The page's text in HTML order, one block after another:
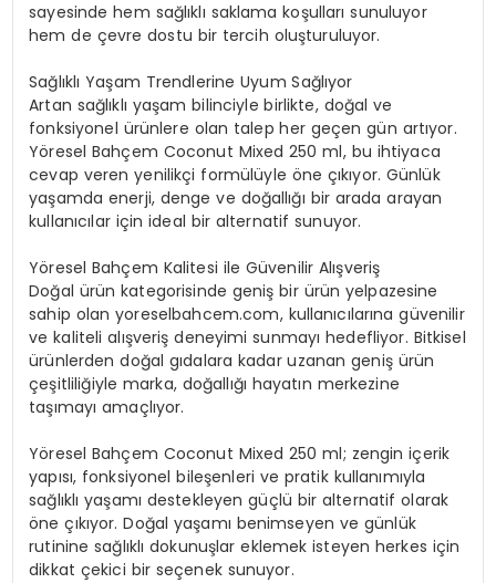
sayesinde hem sağlıklı saklama koşulları sunuluyor
hem de çevre dostu bir tercih oluşturuluyor.
Sağlıklı Yaşam Trendlerine Uyum Sağlıyor
Artan sağlıklı yaşam bilinciyle birlikte, doğal ve
fonksiyonel ürünlere olan talep her geçen gün artıyor.
Yöresel Bahçem Coconut Mixed 250 ml, bu ihtiyaca
cevap veren yenilikçi formülüyle öne çıkıyor. Günlük
yaşamda enerji, denge ve doğallığı bir arada arayan
kullanıcılar için ideal bir alternatif sunuyor.
Yöresel Bahçem Kalitesi ile Güvenilir Alışveriş
Doğal ürün kategorisinde geniş bir ürün yelpazesine
sahip olan yoreselbahcem.com, kullanıcılarına güvenilir
ve kaliteli alışveriş deneyimi sunmayı hedefliyor. Bitkisel
ürünlerden doğal gıdalara kadar uzanan geniş ürün
çeşitliliğiyle marka, doğallığı hayatın merkezine
taşımayı amaçlıyor.
Yöresel Bahçem Coconut Mixed 250 ml; zengin içerik
yapısı, fonksiyonel bileşenleri ve pratik kullanımıyla
sağlıklı yaşamı destekleyen güçlü bir alternatif olarak
öne çıkıyor. Doğal yaşamı benimseyen ve günlük
rutinine sağlıklı dokunuşlar eklemek isteyen herkes için
dikkat çekici bir seçenek sunuyor.